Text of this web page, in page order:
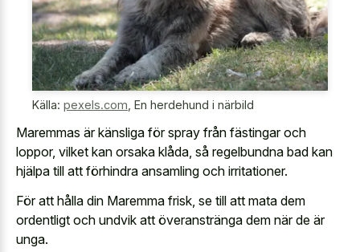
Källa: pexels.com En herdehund i närbild
Maremmas är känsliga för spray från fästingar och
loppor, vilket kan orsaka klåda, så regelbundna bad kan
hjälpa till att förhindra ansamling och irritationer.
För att hålla din Maremma frisk, se till att mata dem
ordentligt och undvik att överanstränga dem när de är
unga.